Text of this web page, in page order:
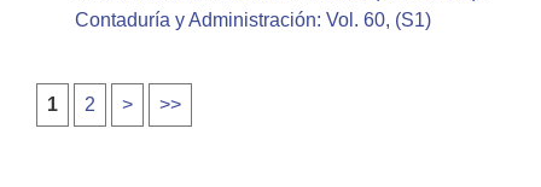
Contaduría y Administración: Vol. 60, (S1)
1 2 > >>